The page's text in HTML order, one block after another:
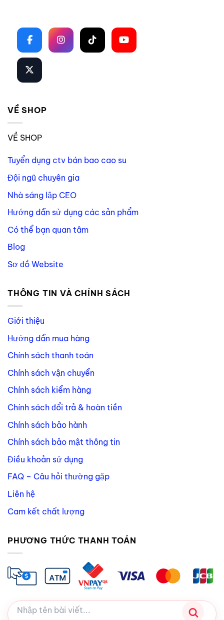
VỀ SHOP
VỀ SHOP
Tuyển dụng ctv bán bao cao su
Đội ngũ chuyên gia
Nhà sáng lập CEO
Hướng dẫn sử dụng các sản phẩm
Có thể bạn quan tâm
Blog
Sơ đồ Website
THÔNG TIN VÀ CHÍNH SÁCH
Giới thiệu
Hướng dẫn mua hàng
Chính sách thanh toán
Chính sách vận chuyển
Chính sách kiểm hàng
Chính sách đổi trả & hoàn tiền
Chính sách bảo hành
Chính sách bảo mật thông tin
Điều khoản sử dụng
FAQ – Câu hỏi thường gặp
Liên hệ
Cam kết chất lượng
PHƯƠNG THỨC THANH TOÁN